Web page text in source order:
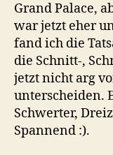
Grand Palace,
war jetzt eher
fand ich die
die Schnitt-,
jetzt nicht arg
unterscheiden.
Schwerter,
Spannend :).